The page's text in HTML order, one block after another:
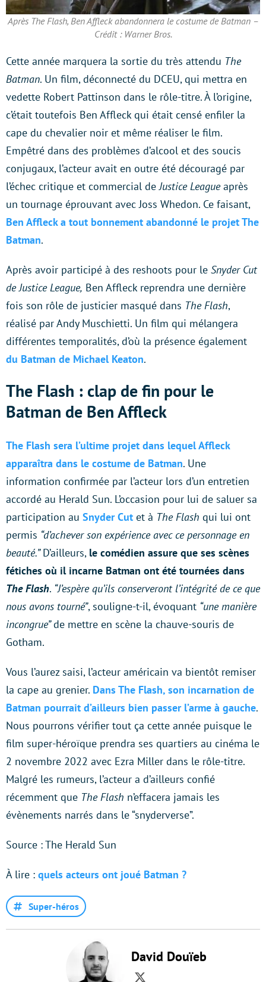
Après The Flash, Ben Affleck abandonnera le costume de Batman –
Crédit : Warner Bros.
Cette année marquera la sortie du très attendu The
Batman. Un film, déconnecté du DCEU, qui mettra en
vedette Robert Pattinson dans le rôle-titre. À l’origine,
c’était toutefois Ben Affleck qui était censé enfiler la
cape du chevalier noir et même réaliser le film.
Empêtré dans des problèmes d’alcool et des soucis
conjugaux, l’acteur avait en outre été découragé par
l’échec critique et commercial deJustice Leagueaprès
un tournage éprouvant avec Joss Whedon. Ce faisant,
Ben Affleck a tout bonnement abandonné le projet The
Batman.
Après avoir participé à des reshoots pour le Snyder Cut
de Justice League, Ben Affleck reprendra une dernière
fois son rôle de justicier masqué dans The Flash,
réalisé par Andy Muschietti. Un film qui mélangera
différentes temporalités, d’où la présence également
du Batman de Michael Keaton.
The Flash : clap de fin pour le
Batman de Ben Affleck
The Flash sera l’ultime projet dans lequel Affleck
apparaîtra dans le costume de Batman. Une
information confirmée par l’acteur lors d’un entretien
accordé au Herald Sun. L’occasion pour lui de saluer sa
participation au Snyder Cut et à The Flash qui lui ont
permis “d’achever son expérience avec ce personnage en
beauté.”D’ailleurs, le comédien assure que ses scènes
fétiches où il incarne Batman ont été tournées dans
The Flash. “J’espère qu’ils conserveront l’intégrité de ce que
nous avons tourné”, souligne-t-il, évoquant “une manière
incongrue”de mettre en scène la chauve-souris de
Gotham.
Vous l’aurez saisi, l’acteur américain va bientôt remiser
la cape au grenier. Dans The Flash, son incarnation de
Batman pourrait d’ailleurs bien passer l’arme à gauche.
Nous pourrons vérifier tout ça cette année puisque le
film super-héroïque prendra ses quartiers au cinéma le
2 novembre 2022 avec Ezra Miller dans le rôle-titre.
Malgré les rumeurs, l’acteur a d’ailleurs confié
récemment que The Flash n’effacera jamais les
évènements narrés dans le “snyderverse”.
Source : The Herald Sun
À lire : quels acteurs ont joué Batman ?
Super-héros
David Douïeb